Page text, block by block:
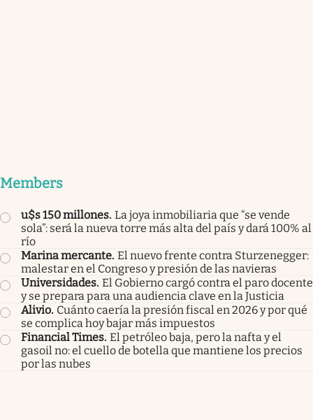
Members
u$s 150 millones. La joya inmobiliaria que “se vende
sola”: será la nueva torre más alta del país y dará 100% al
río
Marina mercante. El nuevo frente contra Sturzenegger:
malestar en el Congreso y presión de las navieras
Universidades. El Gobierno cargó contra el paro docente
y se prepara para una audiencia clave en la Justicia
Alivio. Cuánto caería la presión fiscal en 2026 y por qué
se complica hoy bajar más impuestos
Financial Times. El petróleo baja, pero la nafta y el
gasoil no: el cuello de botella que mantiene los precios
por las nubes